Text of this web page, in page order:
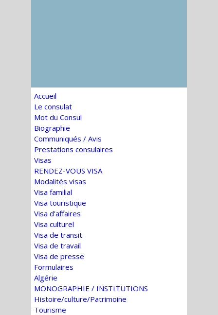
Accueil
Le consulat
Mot du Consul
Biographie
Communiqués / Avis
Prestations consulaires
Visas
RENDEZ-VOUS VISA
Modalités visas
Visa familial
Visa touristique
Visa d’affaires
Visa culturel
Visa de transit
Visa de travail
Visa de presse
Formulaires
Algérie
MONOGRAPHIE / INSTITUTIONS
Histoire/culture/Patrimoine
Tourisme